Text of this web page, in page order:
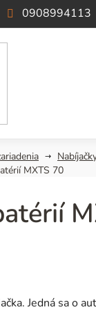
0908994113
MXTS 70
Jedná sa o